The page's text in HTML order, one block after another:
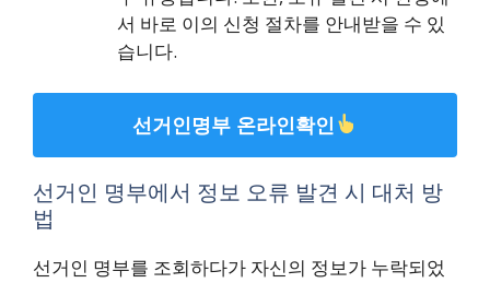
서 바로 이의 신청 절차를 안내받을 수 있
습니다.
선거인명부 온라인확인
선거인 명부에서 정보 오류 발견 시 대처 방
법
선거인 명부를 조회하다가 자신의 정보가 누락되었